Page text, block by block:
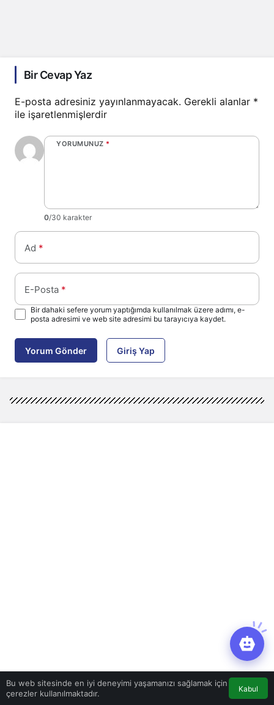
Bir Cevap Yaz
E-posta adresiniz yayınlanmayacak. Gerekli alanlar *
ile işaretlenmişlerdir
YORUMUNUZ *
0/30 karakter
Ad *
E-Posta *
Bir dahaki sefere yorum yaptığımda kullanılmak üzere adımı, e-
posta adresimi ve web site adresimi bu tarayıcıya kaydet.
Yorum Gönder Giriş Yap
Bu web sitesinde en iyi deneyimi yaşamanızı sağlamak için
çerezler kullanılmaktadır.
Kabul